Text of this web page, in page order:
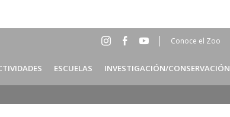
Social
Menu
Header
Header
ES
Conoce el Zoo
ESCUELAS INVESTIGACIÓN/CONSERVACIÓN